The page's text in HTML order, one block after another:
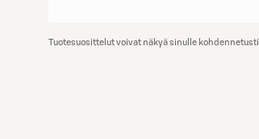
Tuotesuosittelut voivat näkyä sinulle kohdennetusti